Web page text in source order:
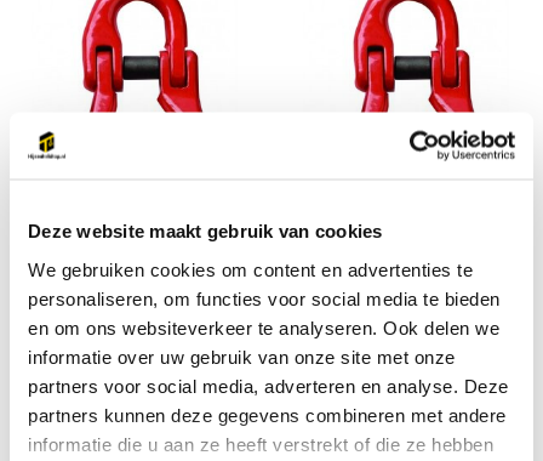
Deze website maakt gebruik van cookies
We gebruiken cookies om content en advertenties te
personaliseren, om functies voor social media te bieden
en om ons websiteverkeer te analyseren. Ook delen we
informatie over uw gebruik van onze site met onze
partners voor social media, adverteren en analyse. Deze
partners kunnen deze gegevens combineren met andere
informatie die u aan ze heeft verstrekt of die ze hebben
DELTA
Grade 80 hijsband
verbindingsschalm 2 ton
Vergelijk
Op voorraad
€17,42
Incl. BTW
DELTA
Grade 80 hijsband
verbindingsschalm 1.12 ton
Vergelijk
...
Incl. BTW